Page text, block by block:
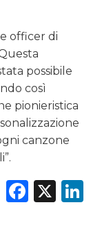
officer di
possibile
così
pionieristica
canzone
X